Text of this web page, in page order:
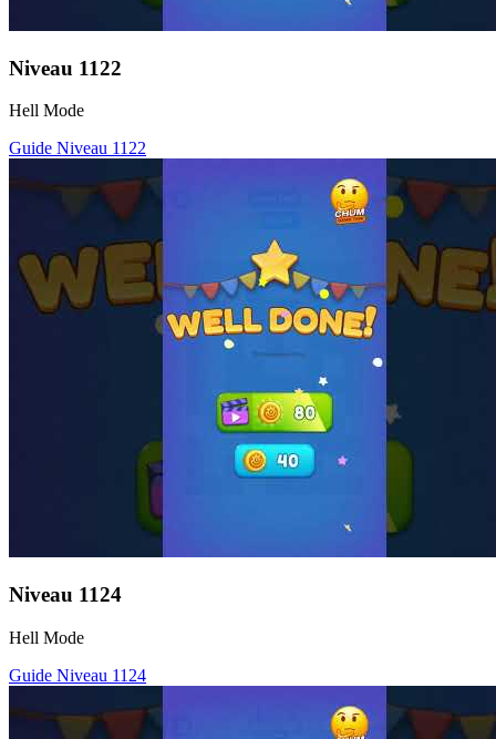
Niveau 1122
Hell Mode
Guide Niveau 1122
Niveau 1124
Hell Mode
Guide Niveau 1124